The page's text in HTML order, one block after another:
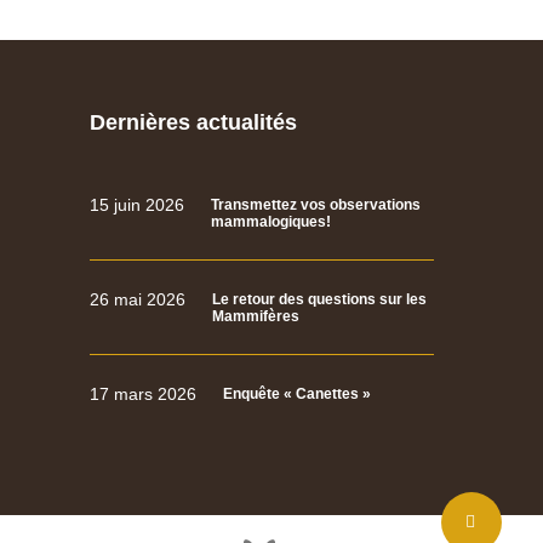
Dernières actualités
15 juin 2026
Transmettez vos observations
mammalogiques!
26 mai 2026
Le retour des questions sur les
Mammifères
17 mars 2026 Enquête « Canettes »